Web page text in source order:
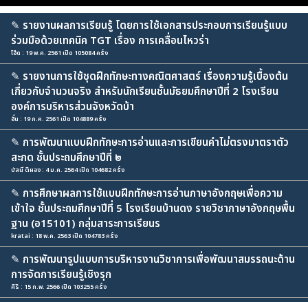
✎ รายงานผลการเรียนรู้ โดยการใช้เอกสารประกอบการเรียนรู้แบบ
ร่วมมือด้วยเทคนิค TGT เรื่อง การเคลื่อนไหวร่า
โอ๊ด : 19 พ.ค. 2561 เปิด 105084 ครั้ง
✎ รายงานการใช้ชุดฝึกทักษะทางคณิตศาสตร์ เรื่องความรู้เบื้องต้น
เกี่ยวกับจำนวนจริง สำหรับนักเรียนชั้นมัธยมศึกษาปีที่ 2 โรงเรียน
องค์การบริหารส่วนจังหวัดบ้า
อั๋น : 19 ก.ค. 2561 เปิด 104889 ครั้ง
✎ การพัฒนาแบบฝึกทักษะการอ่านและการเขียนคำไม่ตรงมาตราตัว
สะกด ชั้นประถมศึกษาปีที่ ๒
บัสนี ติผอง : 4 ม.ค. 2564 เปิด 104682 ครั้ง
✎ การศึกษาผลการใช้แบบฝึกทักษะการอ่านภาษาอังกฤษเพื่อความ
เข้าใจ ชั้นประถมศึกษาปีที่ 5 โรงเรียนบ้านดง รายวิชาภาษาอังกฤษพื้น
ฐาน (อ15101) กลุ่มสาระการเรียนร
kratai : 18 พ.ค. 2563 เปิด 104783 ครั้ง
✎ การพัฒนารูปแบบการบริหารงานวิชาการเพื่อพัฒนาสมรรถนะด้าน
การจัดการเรียนรู้เชิงรุก
ศิริ : 15 ก.พ. 2566 เปิด 103255 ครั้ง